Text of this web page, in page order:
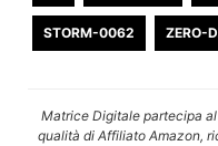
STORM-0062 ZERO-
Matrice Digitale partecipa
qualità di Affiliato Amazon,